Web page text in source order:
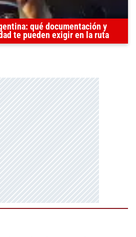
qué documentación y
te pueden exigir en la ruta